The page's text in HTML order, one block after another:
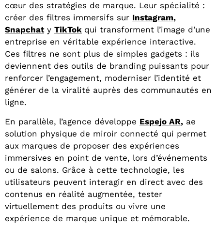
cœur des stratégies de marque. Leur spécialité :
créer des filtres immersifs sur Instagram,
Snapchaty TikTok qui transforment l’image d’une
entreprise en véritable expérience interactive.
Ces filtres ne sont plus de simples gadgets : ils
deviennent des outils de branding puissants pour
renforcer l’engagement, moderniser l’identité et
générer de la viralité auprès des communautés en
ligne.
En parallèle, l’agence développe Espejo AR, ae
solution physique de miroir connecté qui permet
aux marques de proposer des expériences
immersives en point de vente, lors d’événements
ou de salons. Grâce à cette technologie, les
utilisateurs peuvent interagir en direct avec des
contenus en réalité augmentée, tester
virtuellement des produits ou vivre une
expérience de marque unique et mémorable.